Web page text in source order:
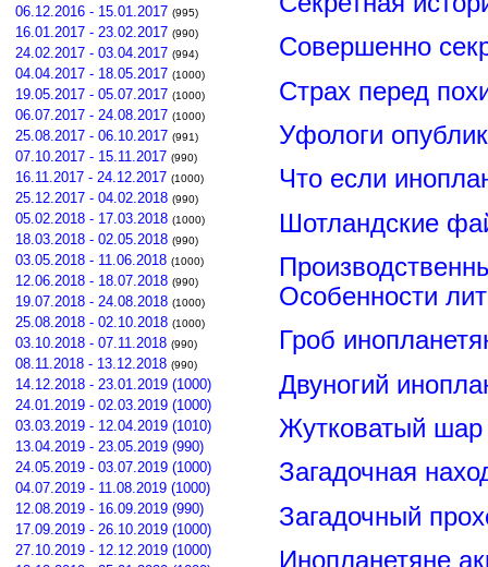
06.12.2016 - 15.01.2017 (995)
16.01.2017 - 23.02.2017 (990)
24.02.2017 - 03.04.2017 (994)
04.04.2017 - 18.05.2017 (1000)
19.05.2017 - 05.07.2017 (1000)
06.07.2017 - 24.08.2017 (1000)
25.08.2017 - 06.10.2017 (991)
07.10.2017 - 15.11.2017 (990)
16.11.2017 - 24.12.2017 (1000)
25.12.2017 - 04.02.2018 (990)
05.02.2018 - 17.03.2018 (1000)
18.03.2018 - 02.05.2018 (990)
03.05.2018 - 11.06.2018 (1000)
12.06.2018 - 18.07.2018 (990)
19.07.2018 - 24.08.2018 (1000)
25.08.2018 - 02.10.2018 (1000)
03.10.2018 - 07.11.2018 (990)
08.11.2018 - 13.12.2018 (990)
14.12.2018 - 23.01.2019 (1000)
24.01.2019 - 02.03.2019 (1000)
03.03.2019 - 12.04.2019 (1010)
13.04.2019 - 23.05.2019 (990)
24.05.2019 - 03.07.2019 (1000)
04.07.2019 - 11.08.2019 (1000)
12.08.2019 - 16.09.2019 (990)
17.09.2019 - 26.10.2019 (1000)
27.10.2019 - 12.12.2019 (1000)
Совершенно
Страх перед
Уфологи
Что если
Шотландские
Особенности
Гроб
Двуногий
Жутковатый шар
Загадочная
Загадочный
Инопланетяне